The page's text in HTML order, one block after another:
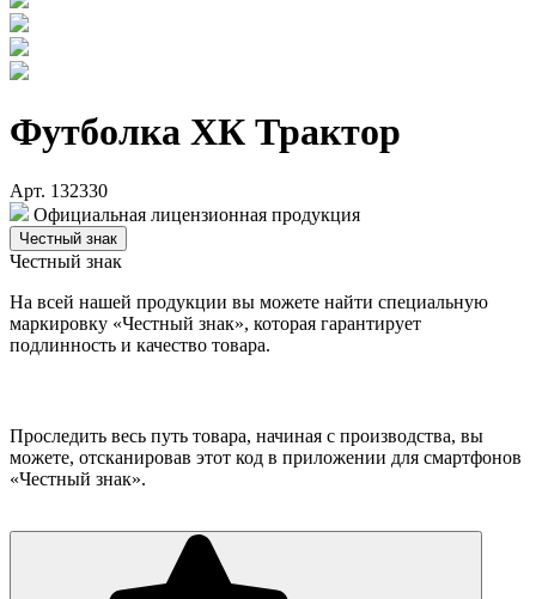
Футболка ХК Трактор
Арт. 132330
Официальная лицензионная продукция
Честный знак
Честный знак
На всей нашей продукции вы можете найти специальную
маркировку «Честный знак», которая гарантирует
подлинность и качество товара.
Проследить весь путь товара, начиная с производства, вы
можете, отсканировав этот код в приложении для смартфонов
«Честный знак».